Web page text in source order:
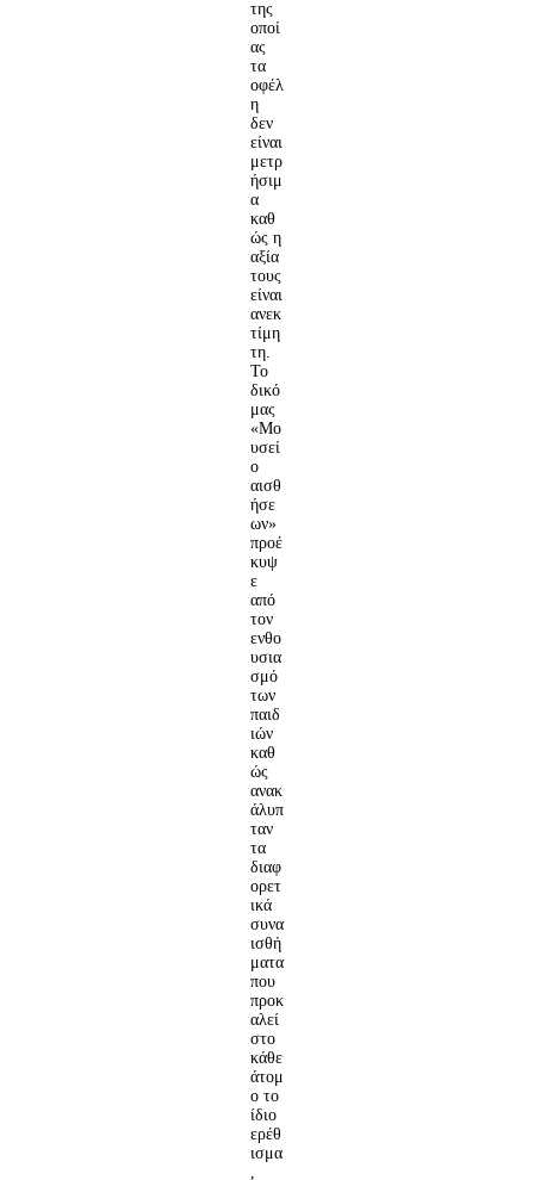
της
οποί
ας
τα
οφέλ
η
δεν
είναι
μετρ
ήσιμ
α
καθ
ώς η
αξία
τους
είναι
ανεκ
τίμη
τη.
Το
δικό
μας
«Μο
υσεί
ο
αισθ
ήσε
ων»
προέ
κυψ
ε
από
τον
ενθο
υσια
σμό
των
παιδ
ιών
καθ
ώς
ανακ
άλυπ
ταν
τα
διαφ
ορετ
ικά
συνα
ισθή
ματα
που
προκ
αλεί
στο
κάθε
άτομ
ο το
ίδιο
ερέθ
ισμα